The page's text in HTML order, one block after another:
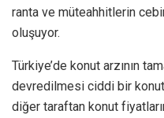
ranta ve müteahhitlerin
oluşuyor.
Türkiye’de konut arzının
devredilmesi ciddi bir
diğer taraftan konut